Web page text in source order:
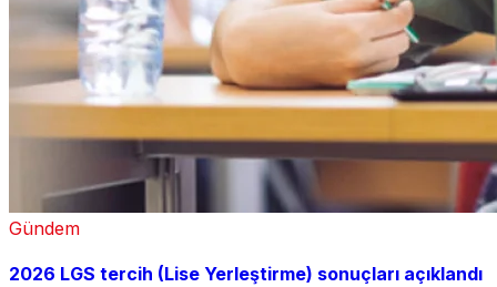
Gündem
2026 LGS tercih (Lise Yerleştirme) sonuçları açıklandı